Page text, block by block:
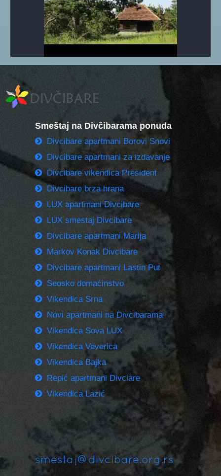
Smeštaj na Divčibarama ponuda
Divcibare apartmani Borovi Snovi
Divcibare apartmani za izdavanje
Divcibare vikendica President
Divcibare brza hrana
LUX apartmani Divcibare
LUX smestaj Divcibare
Divcibare apartmani Marija
Markov Konak Divcibare
Divcibare apartmani Lastin Put
Seosko domaćinstvo
Vikendica Srna
Novi apartmani na Divcibarama
Vikendica Sova LUX
Vikendica Veverica
Vikendica Bajka
Repić apartmani Divciare
Vikendica Lazić
smestaj@divcibare.org.rs